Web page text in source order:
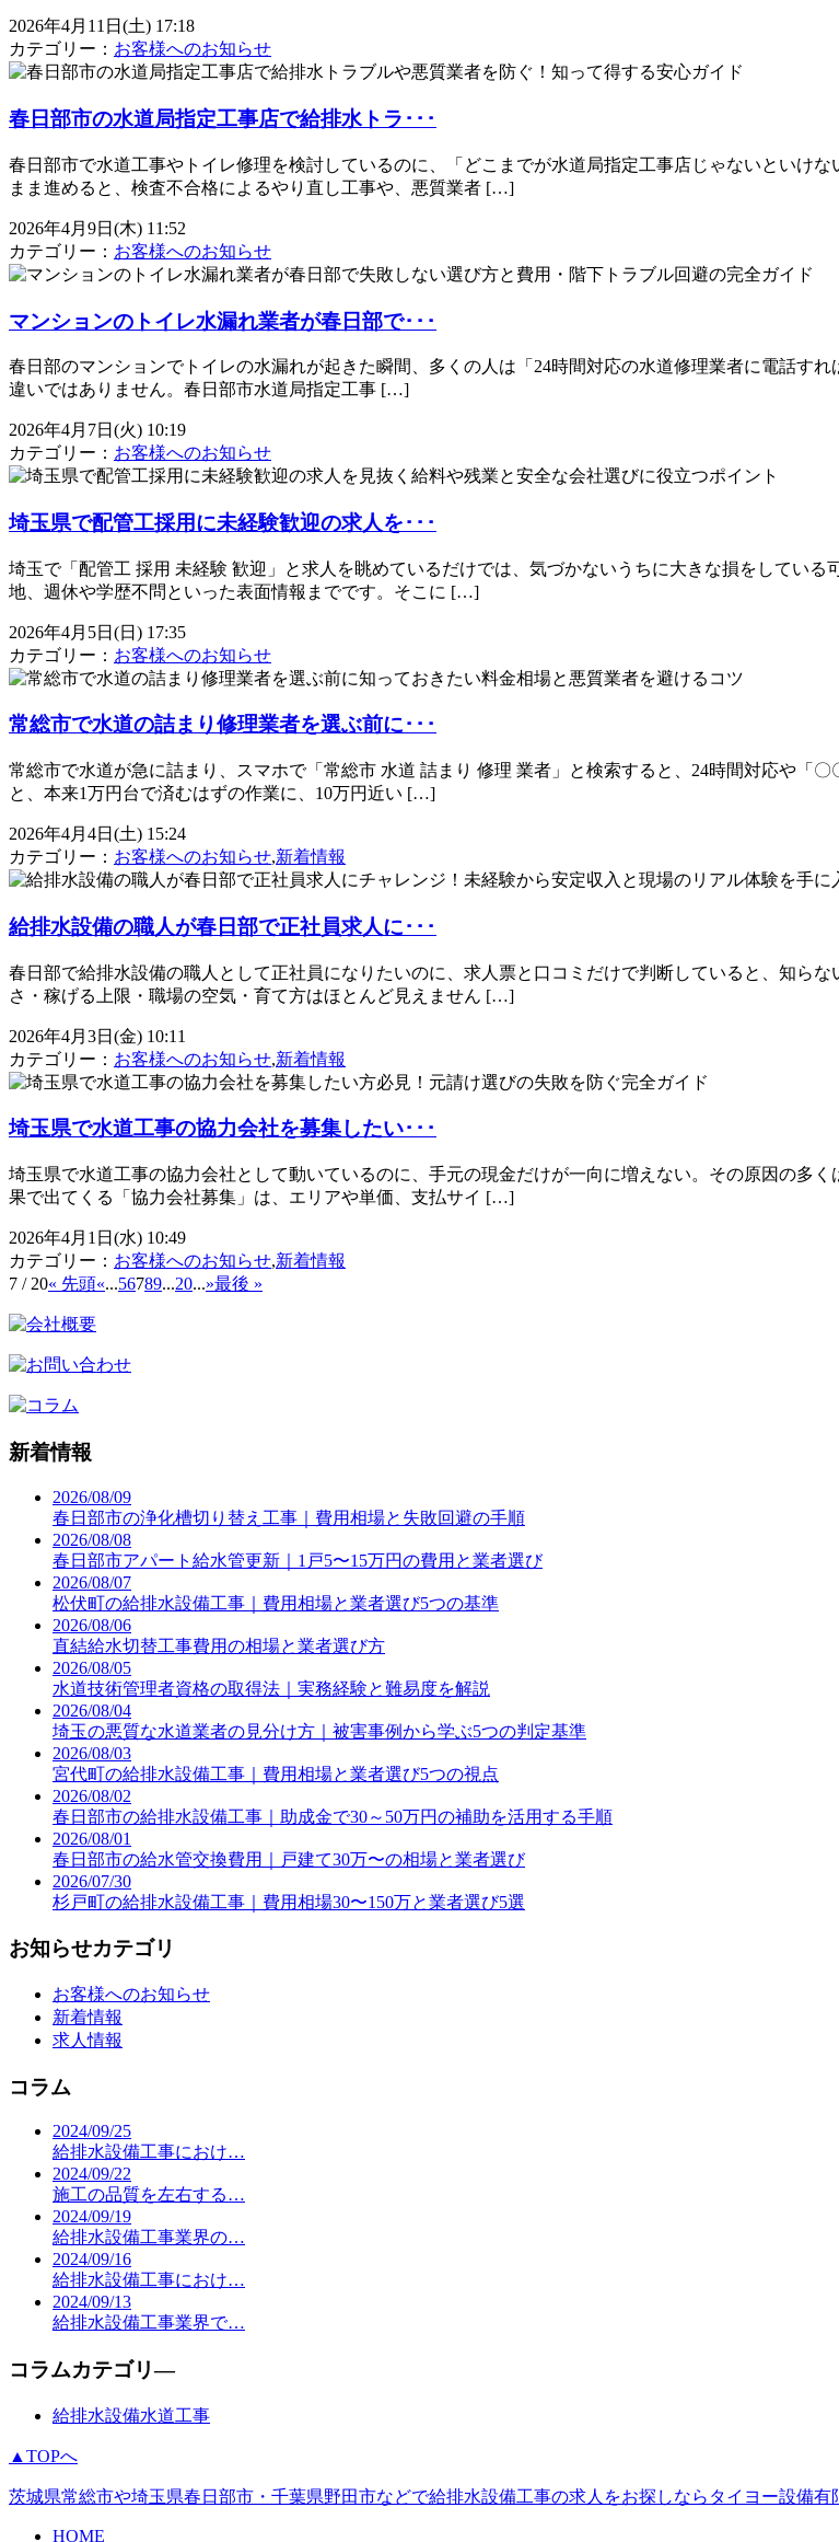
2026年4月11日(土) 17:18
カテゴリー： お客様へのお知らせ
春日部市の水道局指定工事店で給排水トラ･･･
春日部市で水道工事やトイレ修理を検討しているのに、「どこまでが水道局指定工事店じゃないといけ
まま進めると、検査不合格によるやり直し工事や、悪質業者 […]
2026年4月9日(木) 11:52
カテゴリー： お客様へのお知らせ
マンションのトイレ水漏れ業者が春日部で･･･
春日部のマンションでトイレの水漏れが起きた瞬間、多くの人は「24時間対応の水道修理業者に電話す
違いではありません。春日部市水道局指定工事 […]
2026年4月7日(火) 10:19
カテゴリー： お客様へのお知らせ
埼玉県で配管工採用に未経験歓迎の求人を･･･
埼玉で「配管工 採用 未経験 歓迎」と求人を眺めているだけでは、気づかないうちに大きな損をしてい
地、週休や学歴不問といった表面情報までです。そこに […]
2026年4月5日(日) 17:35
カテゴリー： お客様へのお知らせ
常総市で水道の詰まり修理業者を選ぶ前に･･･
常総市で水道が急に詰まり、スマホで「常総市 水道 詰まり 修理 業者」と検索すると、24時間対応や「
と、本来1万円台で済むはずの作業に、10万円近い […]
2026年4月4日(土) 15:24
カテゴリー： お客様へのお知らせ,新着情報
給排水設備の職人が春日部で正社員求人に･･･
春日部で給排水設備の職人として正社員になりたいのに、求人票と口コミだけで判断していると、知ら
さ・稼げる上限・職場の空気・育て方はほとんど見えません […]
2026年4月3日(金) 10:11
カテゴリー： お客様へのお知らせ,新着情報
埼玉県で水道工事の協力会社を募集したい･･･
埼玉県で水道工事の協力会社として動いているのに、手元の現金だけが一向に増えない。その原因の多
果で出てくる「協力会社募集」は、エリアや単価、支払サイ […]
2026年4月1日(水) 10:49
カテゴリー： お客様へのお知らせ,新着情報
7 / 20« 先頭«...56789...20...»最後 »
新着情報
2026/08/09
春日部市の浄化槽切り替え工事｜費用相場と失敗回避の手順
2026/08/08
春日部市アパート給水管更新｜1戸5〜15万円の費用と業者選び
2026/08/07
松伏町の給排水設備工事｜費用相場と業者選び5つの基準
2026/08/06
直結給水切替工事費用の相場と業者選び方
2026/08/05
水道技術管理者資格の取得法｜実務経験と難易度を解説
2026/08/04
埼玉の悪質な水道業者の見分け方｜被害事例から学ぶ5つの判定基準
2026/08/03
宮代町の給排水設備工事｜費用相場と業者選び5つの視点
2026/08/02
春日部市の給排水設備工事｜助成金で30～50万円の補助を活用する手順
2026/08/01
春日部市の給水管交換費用｜戸建て30万〜の相場と業者選び
2026/07/30
杉戸町の給排水設備工事｜費用相場30〜150万と業者選び5選
お知らせカテゴリ
お客様へのお知らせ
新着情報
求人情報
コラム
2024/09/25
給排水設備工事におけ…
2024/09/22
施工の品質を左右する…
2024/09/19
給排水設備工事業界の…
2024/09/16
給排水設備工事におけ…
2024/09/13
給排水設備工事業界で…
コラムカテゴリ―
給排水設備水道工事
▲TOPへ
茨城県常総市や埼玉県春日部市・千葉県野田市などで給排水設備工事の求人をお探しならタイヨー設備有
HOME